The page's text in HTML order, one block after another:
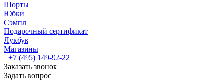
Шорты
Юбки
Сэмпл
Подарочный сертификат
Лукбук
Магазины
+7 (495) 149-92-22
Заказать звонок
Задать вопрос